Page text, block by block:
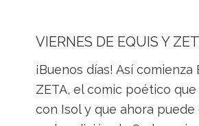
VIERNES DE EQUIS Y
¡Buenos días! Así comienza
ZETA, el comic poético
con Isol y que ahora puede